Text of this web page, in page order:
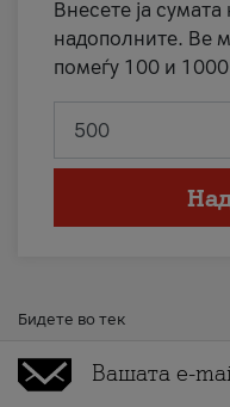
Внесете ја сумата
надополните. Ве
помеѓу 100 и
Бидете во тек